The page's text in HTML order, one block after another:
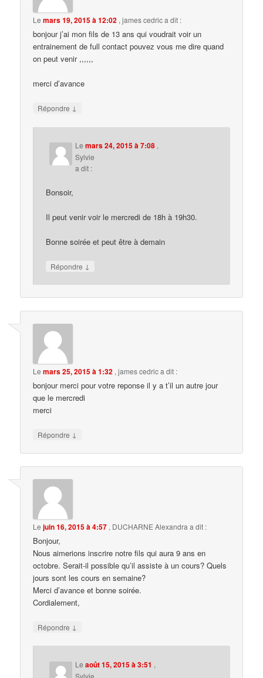
Lemars 19, 2015 à 12:02 ,james cedrica dit :
bonjour j’ai mon fils de 13 ans qui voudrait voir un
entrainement de full contact pouvez vous me dire quand
on peut venir ,,,,,,
merci d’avance
Répondre ↓
Lemars 24, 2015 à 7:08 ,
Sylvie
a dit :
Bonsoir,
Il peut venir voir le mercredi de 18h à 19h30.
Bonne soirée et peut être à demain
Répondre ↓
Lemars 25, 2015 à 1:32 ,james cedrica dit :
bonjour merci pour votre reponse il y a t’il un autre jour
que le mercredi
merci
Répondre ↓
Lejuin 16, 2015 à 4:57 , DUCHARNE Alexandra a dit :
Bonjour,
Nous aimerions inscrire notre fils qui aura 9 ans en
octobre. Serait-il possible qu’il assiste à un cours? Quels
jours sont les cours en semaine?
Merci d’avance et bonne soirée.
Cordialement,
Répondre ↓
Leaoût 15, 2015 à 3:51 ,
Sylvie